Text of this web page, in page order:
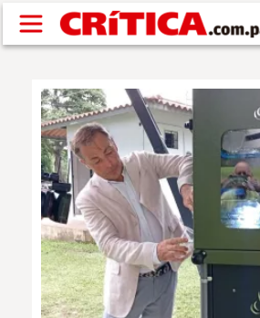
Pasar al contenido principal
SUCESOS
NACIONAL
POLÍTICA
SHOW